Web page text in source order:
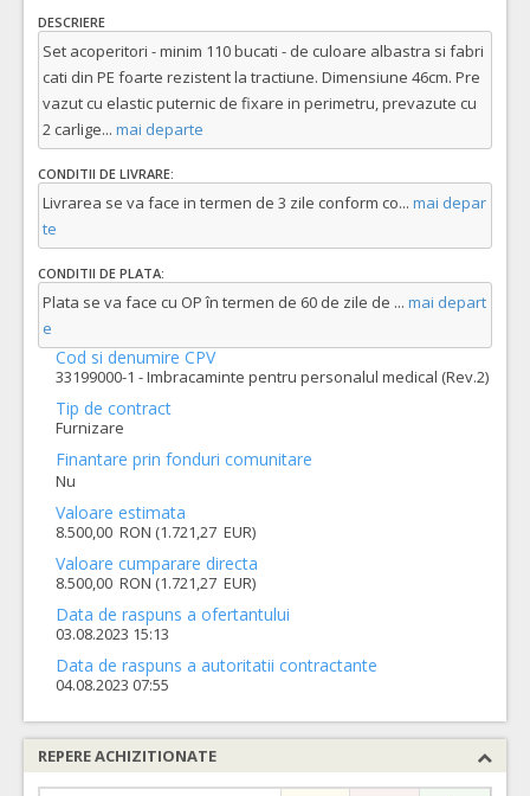
DESCRIERE
Set acoperitori - minim 110 bucati - de culoare albastra si fabri
cati din PE foarte rezistent la tractiune. Dimensiune 46cm. Pre
vazut cu elastic puternic de fixare in perimetru, prevazute cu
2 carlige... mai departe
CONDITII DE LIVRARE:
Livrarea se va face in termen de 3 zile conform co... mai depar
te
CONDITII DE PLATA:
Plata se va face cu OP în termen de 60 de zile de ... mai depart
e
Cod si denumire CPV
33199000-1 - Imbracaminte pentru personalul medical (Rev.2)
Tip de contract
Furnizare
Finantare prin fonduri comunitare
Nu
Valoare estimata
8.500,00 RON (1.721,27 EUR)
Valoare cumparare directa
8.500,00 RON (1.721,27 EUR)
Data de raspuns a ofertantului
03.08.2023 15:13
Data de raspuns a autoritatii contractante
04.08.2023 07:55
REPERE ACHIZITIONATE